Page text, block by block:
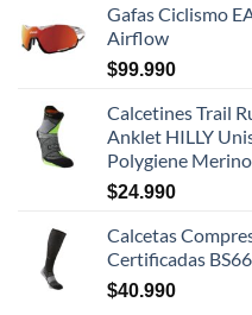
Gafas Ciclismo
Airflow
$99.990
Calcetines Trail
Anklet HILLY
Polygiene Merino
$24.990
Calcetas
Certificadas
$40.990